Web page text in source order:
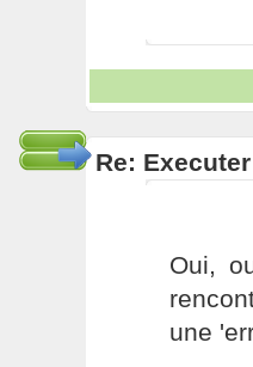
Re:
Oui,
une